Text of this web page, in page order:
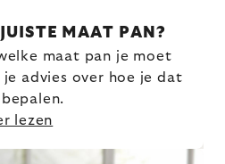
MAAT PAN?
maat pan je moet
je advies over hoe je dat
lezen